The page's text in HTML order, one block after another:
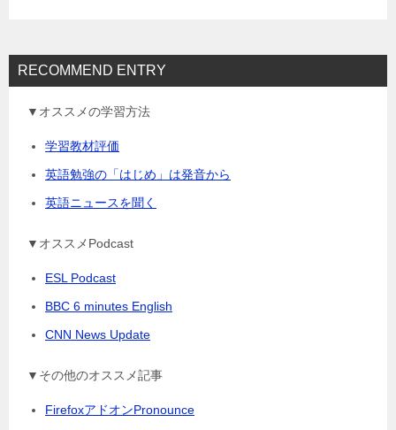
RECOMMEND ENTRY
▼オススメの学習方法
学習教材評価
英語勉強の「はじめ」は発音から
英語ニュースを聞く
▼オススメPodcast
ESL Podcast
BBC 6 minutes English
CNN News Update
▼その他のオススメ記事
FirefoxアドオンPronounce